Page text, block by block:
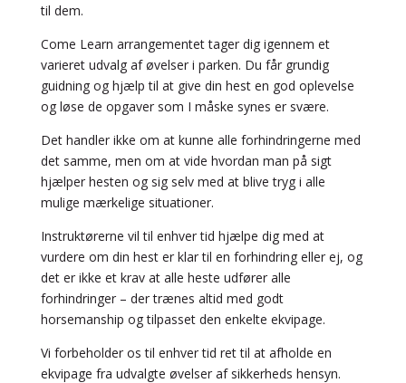
til dem.
Come Learn arrangementet tager dig igennem et
varieret udvalg af øvelser i parken. Du får grundig
guidning og hjælp til at give din hest en god oplevelse
og løse de opgaver som I måske synes er svære.
Det handler ikke om at kunne alle forhindringerne med
det samme, men om at vide hvordan man på sigt
hjælper hesten og sig selv med at blive tryg i alle
mulige mærkelige situationer.
Instruktørerne vil til enhver tid hjælpe dig med at
vurdere om din hest er klar til en forhindring eller ej, og
det er ikke et krav at alle heste udfører alle
forhindringer – der trænes altid med godt
horsemanship og tilpasset den enkelte ekvipage.
Vi forbeholder os til enhver tid ret til at afholde en
ekvipage fra udvalgte øvelser af sikkerheds hensyn.